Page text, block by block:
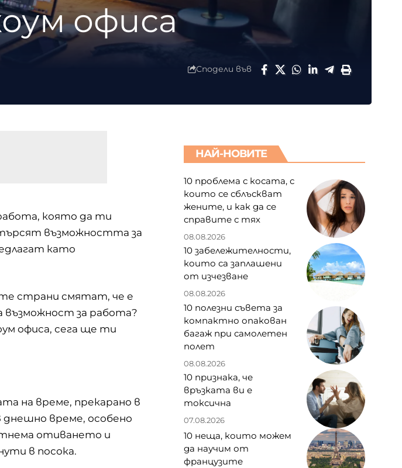
офиса
Сподели във
която да ти
възможността за
като
страни смятат, че е
възможност за работа?
офиса, сега ще ти
на време, прекарано в
днешно време, особено
отиването и
в посока.
НАЙ-НОВИТЕ
10 проблема с косата, с
които се сблъскват
жените, и как да се
справите с тях
08.08.2026
10 забележителности,
които са заплашени
от изчезване
08.08.2026
10 полезни съвета за
компактно опакован
багаж при самолетен
полет
08.08.2026
10 признака, че
връзката ви е
токсична
07.08.2026
10 неща, които можем
да научим от
французите